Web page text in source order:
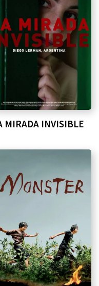
MIRADA INVISIBLE